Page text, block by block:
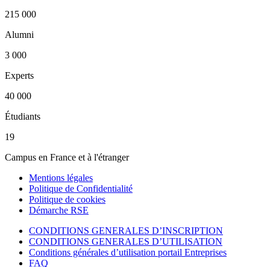
215 000
Alumni
3 000
Experts
40 000
Étudiants
19
Campus en France et à l'étranger
Mentions légales
Politique de Confidentialité
Politique de cookies
Démarche RSE
CONDITIONS GENERALES D’INSCRIPTION
CONDITIONS GENERALES D’UTILISATION
Conditions générales d’utilisation portail Entreprises
FAQ